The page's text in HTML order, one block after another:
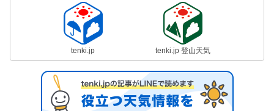
tenki.jp tenki.jp 登山天気